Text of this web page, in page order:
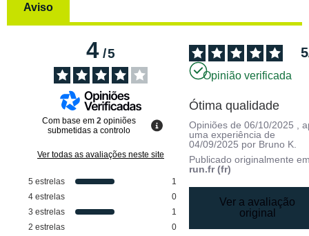
Aviso
4/5
Com base em 2 opiniões
submetidas a controlo
Ver todas as avaliações neste site
5 estrelas
1
4 estrelas
0
3 estrelas
1
2 estrelas
0
5
Opinião verificada
Ótima qualidade
Opiniões de06/10/2025
,
uma experiência de
04/09/2025 por Bruno K.
Publicado originalmente
run.fr (fr)
Ver a avaliação
original